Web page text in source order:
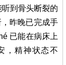
到骨头断裂的
昨晚已完成手
已能在病床上
，精神状态不